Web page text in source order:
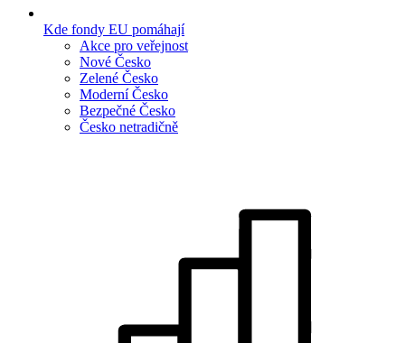
Kde fondy EU pomáhají
Akce pro veřejnost
Nové Česko
Zelené Česko
Moderní Česko
Bezpečné Česko
Česko netradičně